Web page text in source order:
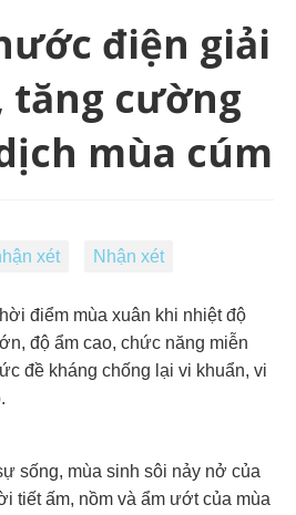
điện giải
tăng cường
mùa cúm
xét Nhận xét
điểm mùa xuân khi nhiệt độ
độ ẩm cao, chức năng miễn
đề kháng chống lại vi khuẩn, vi
sống, mùa sinh sôi nảy nở của
tiết ấm, nồm và ẩm ướt của mùa